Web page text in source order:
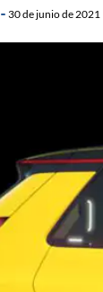
30 de junio de 2021